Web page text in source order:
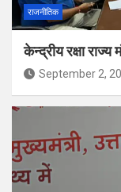
राजनीतिक
केन्द्रीय रक्षा
September 2,